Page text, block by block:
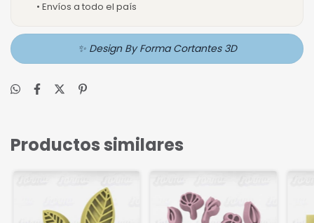
• Envíos a todo el país
✨ Design By Forma Cortantes 3D
Productos similares